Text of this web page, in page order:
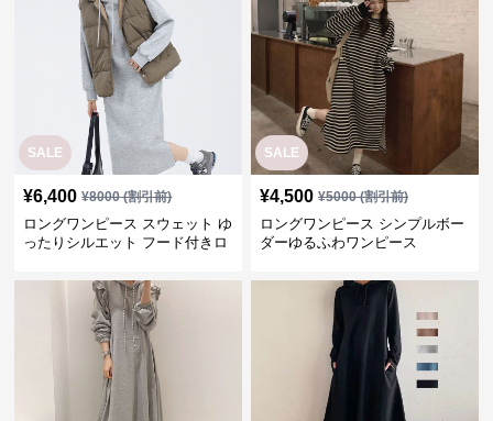
SALE
¥6,400 ¥8000(割引前)
ロングワンピース スウェット ゆ
ったりシルエット フード付きロ
SALE
¥4,500 ¥5000(割引前)
ロングワンピース シンプルボー
ダーゆるふわワンピース